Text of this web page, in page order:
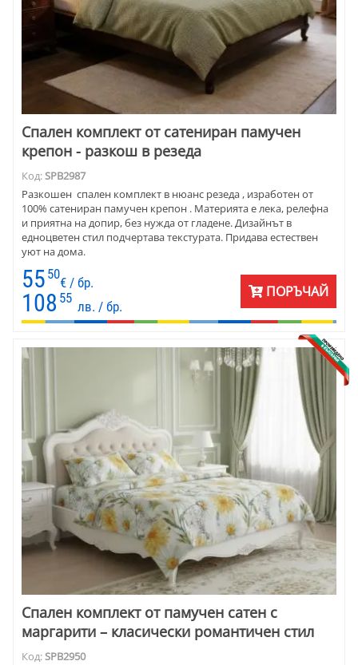
Спален комплект от сатениран памучен
крепон - разкош в резеда
Код:SPB2987
Разкошен спален комплект в нюанс резеда , изработен от
100% сатениран памучен крепон . Материята е лека, релефна
и приятна на допир, без нужда от гладене. Дизайнът в
едноцветен стил подчертава текстурата. Придава естествен
уют на дома.
55 50
€ / бр.
108 55
лв. / бр.
ПОРЪЧАЙ
Спален комплект от памучен сатен с
маргарити – класически романтичен стил
Код:SPB2950